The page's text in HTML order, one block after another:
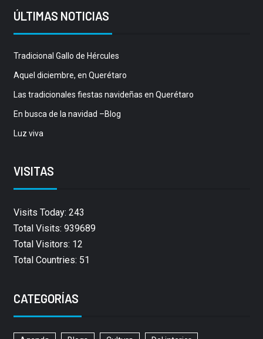
ÚLTIMAS NOTICIAS
Tradicional Gallo de Hércules
Aquel diciembre, en Querétaro
Las tradicionales fiestas navideñas en Querétaro
En busca de la navidad –Blog
Luz viva
VISITAS
Visits Today: 243
Total Visits: 939689
Total Visitors: 12
Total Countries: 51
CATEGORÍAS